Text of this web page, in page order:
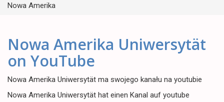
Nowa Amerika
Nowa Amerika Uniwersytät
on YouTube
Nowa Amerika Uniwersytät ma swojego kanału na youtubie
Nowa Amerika Uniwersytät hat einen Kanal auf youtube